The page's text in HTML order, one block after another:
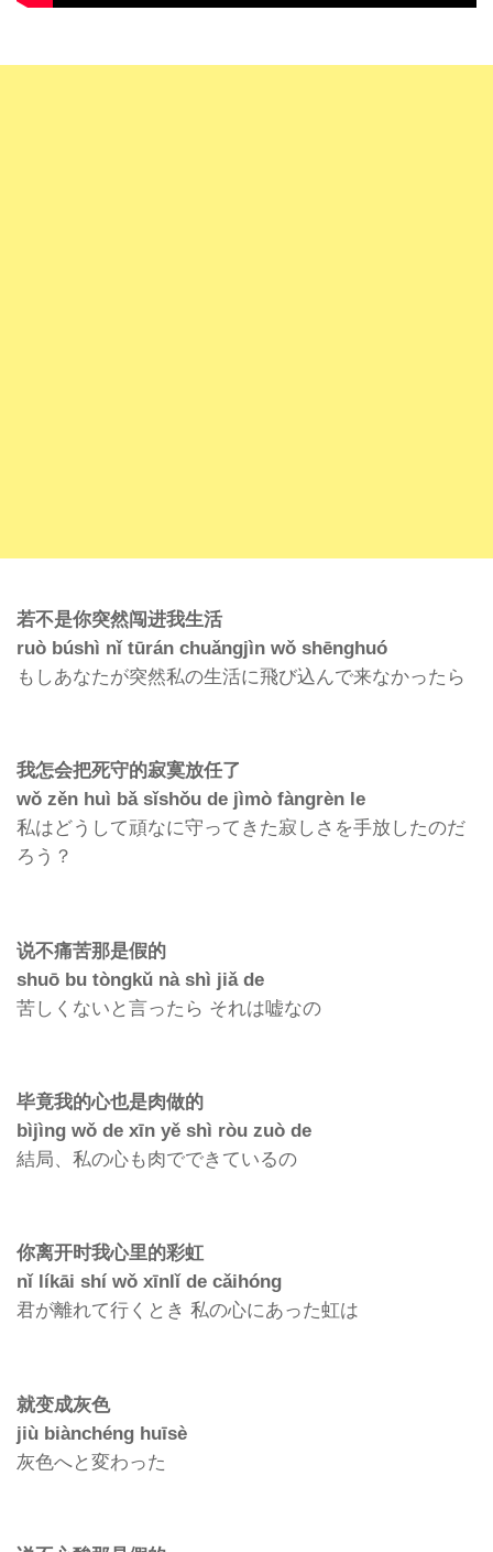
若不是你突然闯进我生活
ruò búshì nǐ tūrán chuǎngjìn wǒ shēnghuó
もしあなたが突然私の生活に飛び込んで来なかったら
我怎会把死守的寂寞放任了
wǒ zěn huì bǎ sǐshǒu de jìmò fàngrèn le
私はどうして頑なに守ってきた寂しさを手放したのだ
ろう？
说不痛苦那是假的
shuō bu tòngkǔ nà shì jiǎ de
苦しくないと言ったら それは嘘なの
毕竟我的心也是肉做的
bìjìng wǒ de xīn yě shì ròu zuò de
結局、私の心も肉でできているの
你离开时我心里的彩虹
nǐ líkāi shí wǒ xīnlǐ de cǎihóng
君が離れて行くとき 私の心にあった虹は
就变成灰色
jiù biànchéng huīsè
灰色へと変わった